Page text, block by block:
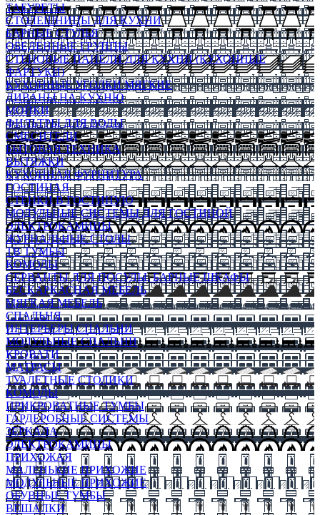
ТАБУРЕТЫ
СТОЛЕШНИЦЫ ДЛЯ КУХНИ
БАРНЫЕ СТУЛЬЯ
ОБЕДЕННЫЕ ГРУППЫ
СТЕНОВЫЕ ПАНЕЛИ ДЛЯ КУХНИ (КУХОННЫЕ
ФАРТУКИ)
КУХОННЫЕ УГОЛКИ МЯГКИЕ
ДИВАНЫ НА КУХНЮ
МОЙКИ
ФИЛЬТРЫ ДЛЯ ВОДЫ
СМЕСИТЕЛИ
БЫТОВАЯ ТЕХНИКА
ВЫТЯЖКИ
КУХОННАЯ ФУРНИТУРА
ГОСТИНАЯ
СТЕНКИ В ГОСТИНУЮ
МОДУЛЬНЫЕ СИСТЕМЫ ДЛЯ ГОСТИНОЙ
ЭЛЕКТРОКАМИНЫ
ЖУРНАЛЬНЫЕ СТОЛЫ
ТВ ТУМБЫ
КОМОДЫ
СЕРВАНТЫ ДЛЯ ПОСУДЫ, БАРНЫЕ ШКАФЫ
БЕСКАРКАСНАЯ МЕБЕЛЬ
МЯГКАЯ МЕБЕЛЬ
СПАЛЬНЯ
ИНТЕРЬЕРЫ СПАЛЬНИ
МОДУЛЬНЫЕ СПАЛЬНИ
КРОВАТИ
МАТРАСЫ
ТУАЛЕТНЫЕ СТОЛИКИ
КОМОДЫ
ПРИКРОВАТНЫЕ ТУМБЫ
ГАРДЕРОБНЫЕ СИСТЕМЫ
ЗЕРКАЛА
ЭЛЕКТРОКАМИНЫ
ПРИХОЖАЯ
МАЛЕНЬКИЕ ПРИХОЖИЕ
МОДУЛЬНЫЕ ПРИХОЖИЕ
ОБУВНЫЕ ТУМБЫ
ВЕШАЛКИ